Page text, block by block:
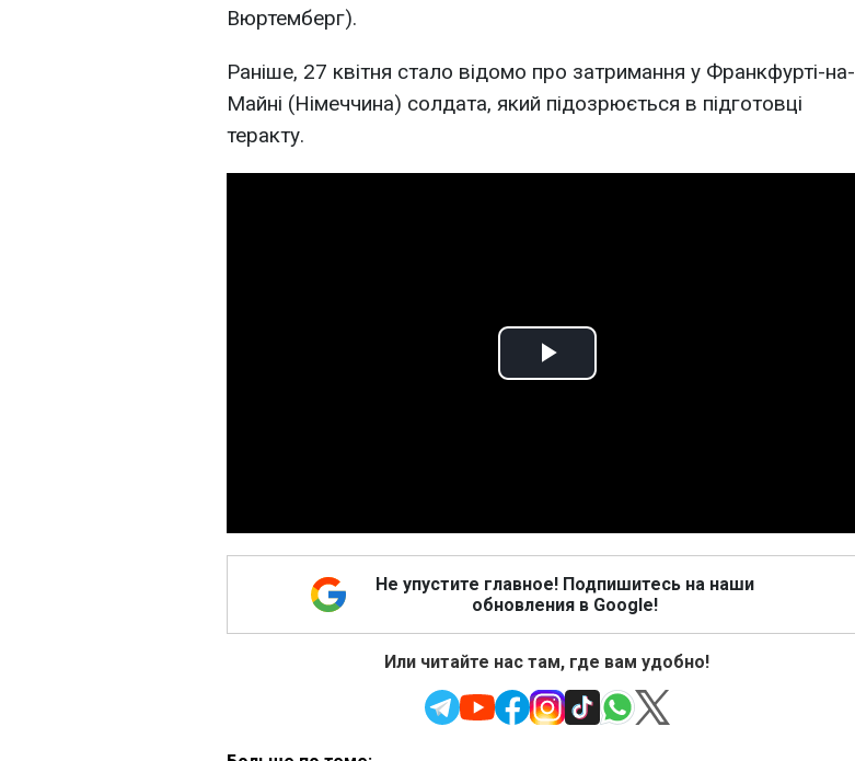
Вюртемберг).
Раніше, 27 квітня стало відомо про затримання у Франкфурті-на-
Майні (Німеччина) солдата, який підозрюється в підготовці
теракту.
Play
Не упустите главное! Подпишитесь на наши
обновления в Google!
Или читайте нас там, где вам удобно!